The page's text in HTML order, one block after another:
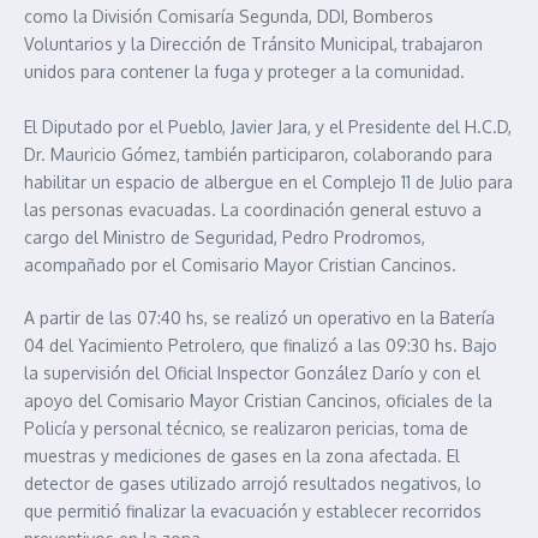
como la División Comisaría Segunda, DDI, Bomberos
Voluntarios y la Dirección de Tránsito Municipal, trabajaron
unidos para contener la fuga y proteger a la comunidad.
El Diputado por el Pueblo, Javier Jara, y el Presidente del H.C.D,
Dr. Mauricio Gómez, también participaron, colaborando para
habilitar un espacio de albergue en el Complejo 11 de Julio para
las personas evacuadas. La coordinación general estuvo a
cargo del Ministro de Seguridad, Pedro Prodromos,
acompañado por el Comisario Mayor Cristian Cancinos.
A partir de las 07:40 hs, se realizó un operativo en la Batería
04 del Yacimiento Petrolero, que finalizó a las 09:30 hs. Bajo
la supervisión del Oficial Inspector González Darío y con el
apoyo del Comisario Mayor Cristian Cancinos, oficiales de la
Policía y personal técnico, se realizaron pericias, toma de
muestras y mediciones de gases en la zona afectada. El
detector de gases utilizado arrojó resultados negativos, lo
que permitió finalizar la evacuación y establecer recorridos